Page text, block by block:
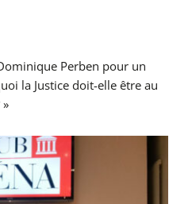
Perben pour un
la Justice doit-elle être au